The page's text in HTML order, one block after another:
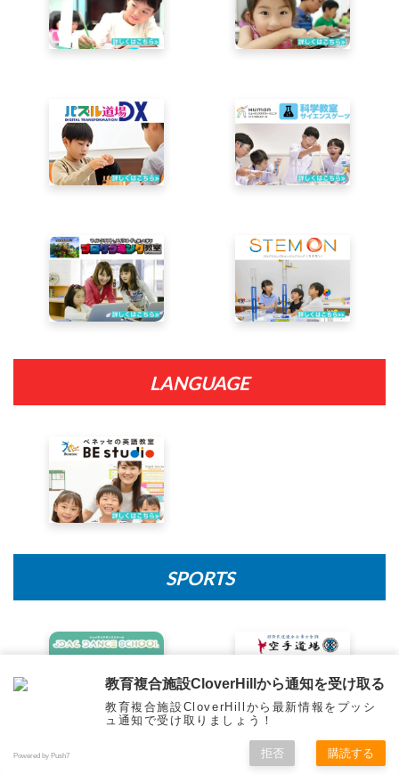
LANGUAGE
SPORTS
教育複合施設CloverHillから通知を受け取る
教育複合施設CloverHillから最新情報をプッシ
ュ通知で受け取りましょう！
Powered by Push7 拒否 購読する